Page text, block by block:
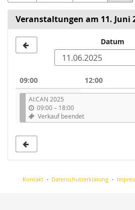
Veranstaltungen am 11. Juni
zur
auswählen
Datum
09:00 12:00
AI:CAN 2025
09:00– 18:00
Verkauf beendet
Kontakt Datenschutzerklärung